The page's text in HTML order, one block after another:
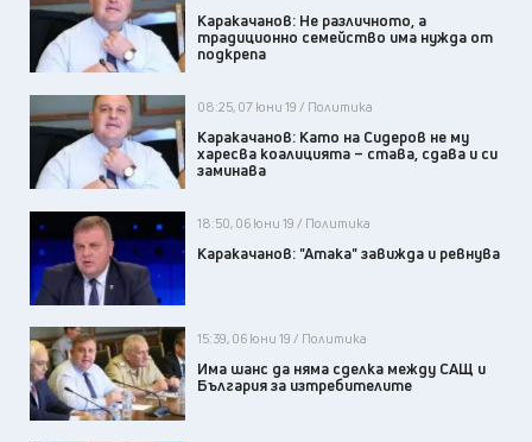
Каракачанов: Не различното, а
традиционно семейство има нужда от
подкрепа
08:25, 07 юни 19 / Политика
Каракачанов: Като на Сидеров не му
харесва коалицията – става, сдава и си
заминава
18:50, 06 юни 19 / Политика
Каракачанов: "Атака" завижда и ревнува
15:39, 06 юни 19 / Политика
Има шанс да няма сделка между САЩ и
България за изтребителите